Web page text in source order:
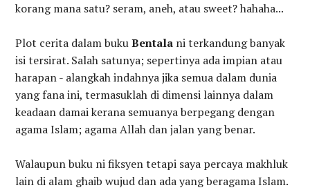
korang mana satu? seram, aneh, atau sweet? hahaha...
Plot cerita dalam bukuBentala ni terkandung banyak
isi tersirat. Salah satunya; sepertinya ada impian atau
harapan - alangkah indahnya jika semua dalam dunia
yang fana ini, termasuklah di dimensi lainnya dalam
keadaan damai kerana semuanya berpegang dengan
agama Islam; agama Allah dan jalan yang benar.
Walaupun buku ni fiksyen tetapi saya percaya makhluk
lain di alam ghaib wujud dan ada yang beragama Islam.